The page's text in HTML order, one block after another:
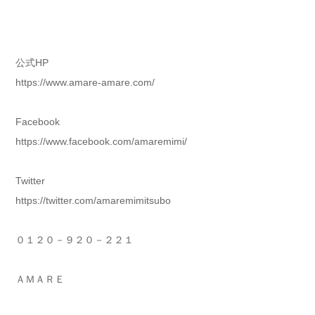
公式HP
https://www.amare-amare.com/
Facebook
https://www.facebook.com/amaremimi/
Twitter
https://twitter.com/amaremimitsubo
０１２０－９２０－２２１
ＡＭＡＲＥ